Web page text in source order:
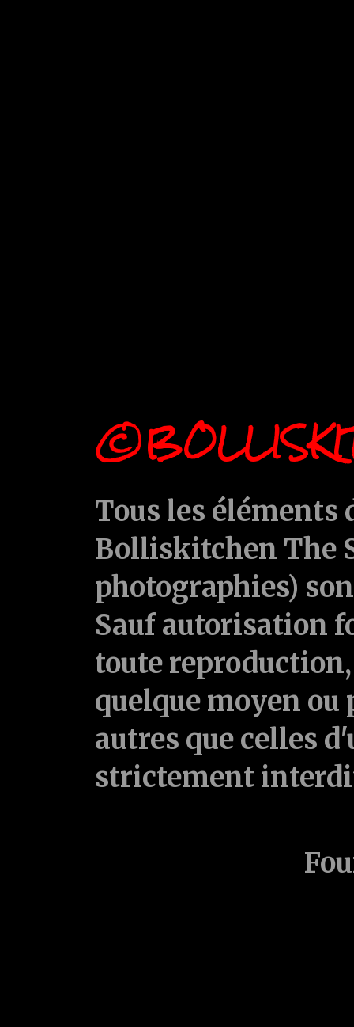
Tous les
Bolliskitchen The
photographies)
Sauf autorisation
toute
quelque moyen ou
autres que celles
strictement